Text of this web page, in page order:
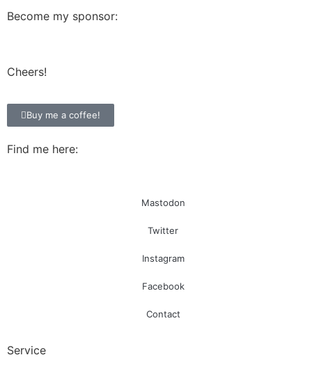
Become my sponsor:
Cheers!
Buy me a coffee!
Find me here:
Mastodon
Twitter
Instagram
Facebook
Contact
Service